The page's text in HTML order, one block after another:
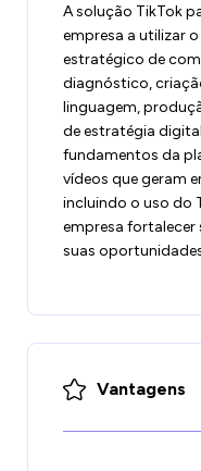
A solução TikTok
empresa a utilizar
estratégico de
diagnóstico,
linguagem,
de estratégia
fundamentos da
vídeos que geram
incluindo o uso do
empresa fortalecer
suas
Vantagens